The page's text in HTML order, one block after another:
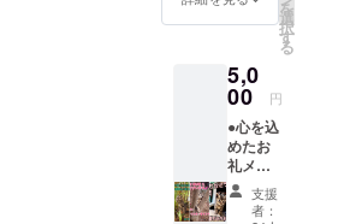
添付さ
せてい
ます
（１
枚） 経
過報告
は
CAMPF
IRE内の
【活動
を
選
択
す
る
5,0
00 円
●心を込
めたお
礼メッ
セージ
●クロ支援
者：